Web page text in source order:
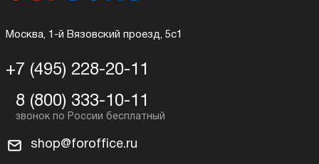
Москва, 1-й Вязовский проезд, 5с1
+7 (495) 228-20-11
8 (800) 333-10-11
shop@foroffice.ru